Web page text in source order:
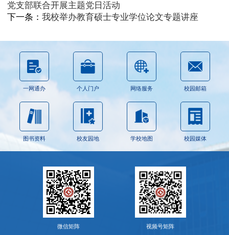
党支部联合开展主题党日活动
下一条： 我校举办教育硕士专业学位论文专题讲座
一网通办 个人门户 网络服务 校园邮箱
图书资料 校友园地 学校地图 校园媒体
微信矩阵 视频号矩阵